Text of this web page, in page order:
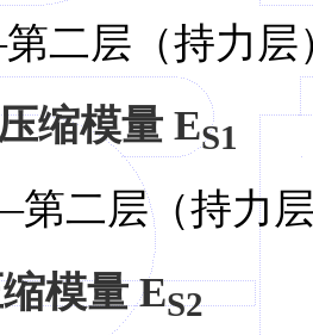
二层（持力层
缩模量 ES1
二层（持力层
模量 ES2